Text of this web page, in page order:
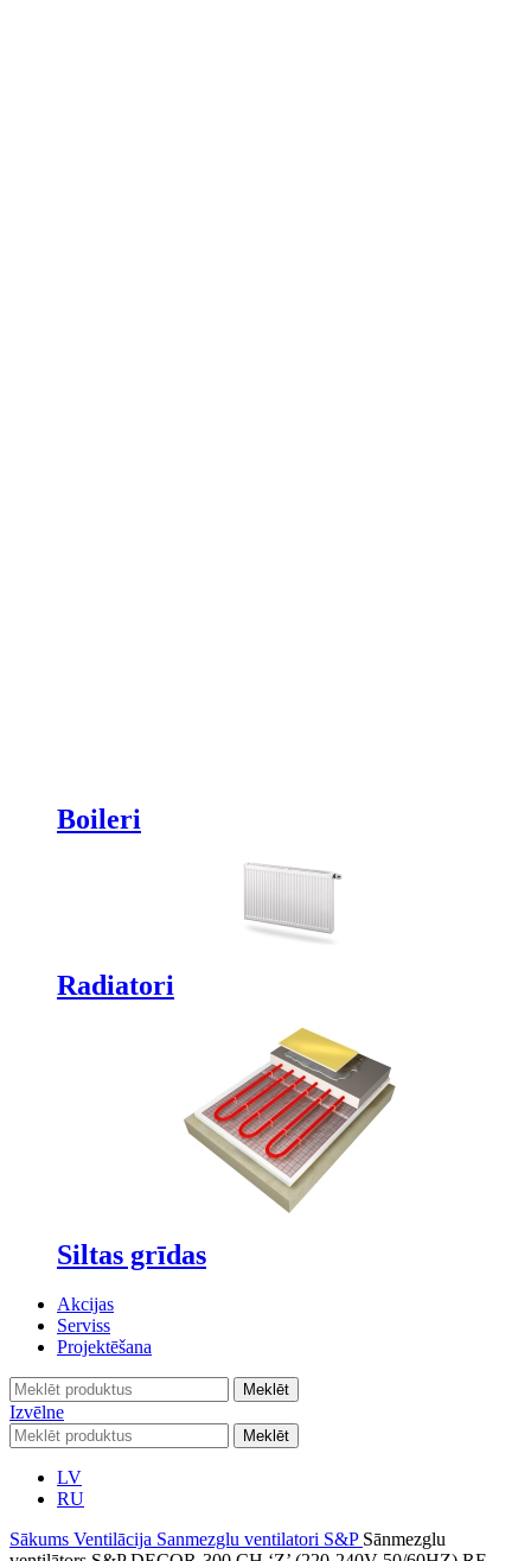
Boileri
Radiatori
Siltas grīdas
Akcijas
Serviss
Projektēšana
Meklēt
Izvēlne
Meklēt
LV
RU
Sākums Ventilācija Sanmezglu ventilatori S&P Sānmezglu